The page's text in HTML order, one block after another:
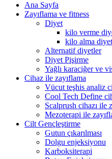
Ana Sayfa
Zayıflama ve fitness
Diyet
kilo verme
kilo alma
Alternatif diyetler
Diyet Pişirme
Yağlı karaciğer ve
Cihaz ile zayıflama
Vücut teşhis analiz
Cool Tech Define
Scalprush cihazı ile
Mezoterapi ile
Cilt Gençleştirme
Gutun çıkarılması
Dolgu enjeksiyonu
Karboksiterapi